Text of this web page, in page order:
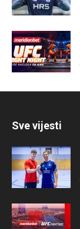
Sve vijesti